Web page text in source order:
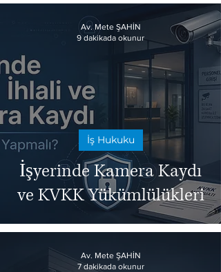
İşyerinde Kamera Kaydı
ve KVKK Yükümlülükleri
İş Hukuku
Av. Mete ŞAHİN
9 dakikada okunur
Av. Mete ŞAHİN
7 dakikada okunur